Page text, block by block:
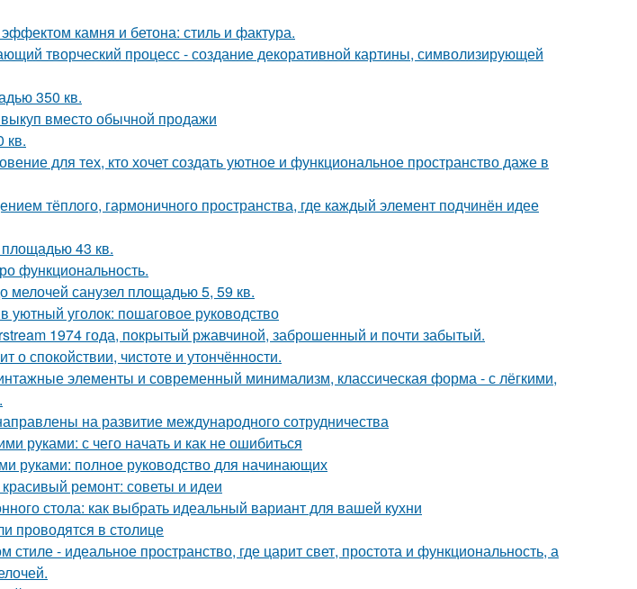
камня и бетона: стиль и фактура.
творческий процесс - создание декоративной картины, символизирующей
350 кв.
вместо обычной продажи
кв.
для тех, кто хочет создать уютное и функциональное пространство даже в
тёплого, гармоничного пространства, где каждый элемент подчинён идее
43 кв.
функциональность.
санузел площадью 5, 59 кв.
уютный уголок: пошаговое руководство
1974 года, покрытый ржавчиной, заброшенный и почти забытый.
о спокойствии, чистоте и утончённости.
элементы и современный минимализм, классическая форма - с лёгкими,
на развитие международного сотрудничества
руками: с чего начать и как не ошибиться
руками: полное руководство для начинающих
ремонт: советы и идеи
стола: как выбрать идеальный вариант для вашей кухни
проводятся в столице
- идеальное пространство, где царит свет, простота и функциональность, а